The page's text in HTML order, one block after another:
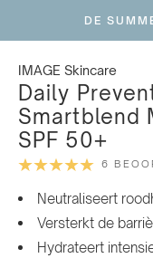
DE
IMAGE Skincare
Daily
Smartblend
SPF 50+
6
Neutraliseert
Versterkt de
Hydrateert